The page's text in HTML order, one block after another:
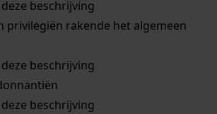
beschrijving
privilegiën rakende het algemeen
beschrijving
beschrijving